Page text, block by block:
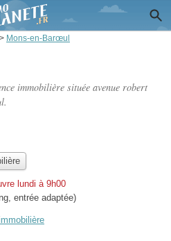
> Mons-en-Barœul
immobilière située avenue robert
lundi à 9h00
entrée adaptée)